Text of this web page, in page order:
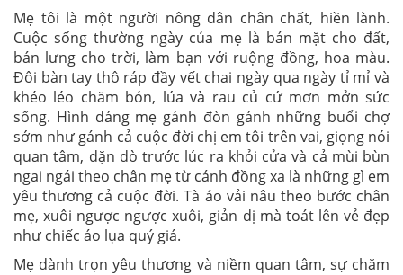
Mẹ tôi là một người nông dân chân chất, hiền lành.
Cuộc sống thường ngày của mẹ là bán mặt cho đất,
bán lưng cho trời, làm bạn với ruộng đồng, hoa màu.
Đôi bàn tay thô ráp đầy vết chai ngày qua ngày tỉ mỉ và
khéo léo chăm bón, lúa và rau củ cứ mơn mởn sức
sống. Hình dáng mẹ gánh đòn gánh những buổi chợ
sớm như gánh cả cuộc đời chị em tôi trên vai, giọng nói
quan tâm, dặn dò trước lúc ra khỏi cửa và cả mùi bùn
ngai ngái theo chân mẹ từ cánh đồng xa là những gì em
yêu thương cả cuộc đời. Tà áo vải nâu theo bước chân
mẹ, xuôi ngược ngược xuôi, giản dị mà toát lên vẻ đẹp
như chiếc áo lụa quý giá.
Mẹ dành trọn yêu thương và niềm quan tâm, sự chăm